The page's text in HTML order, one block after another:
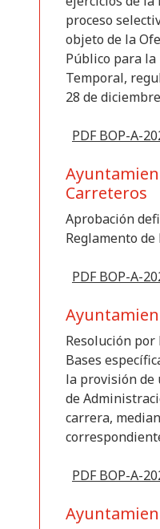
proceso
objeto de la
Público para
Temporal,
28 de diciembre
PDF BOP-A-
Carreteros
Aprobación
Reglamento
PDF BOP-A-
Resolución
Bases
la provisión de
de
carrera,
PDF BOP-A-